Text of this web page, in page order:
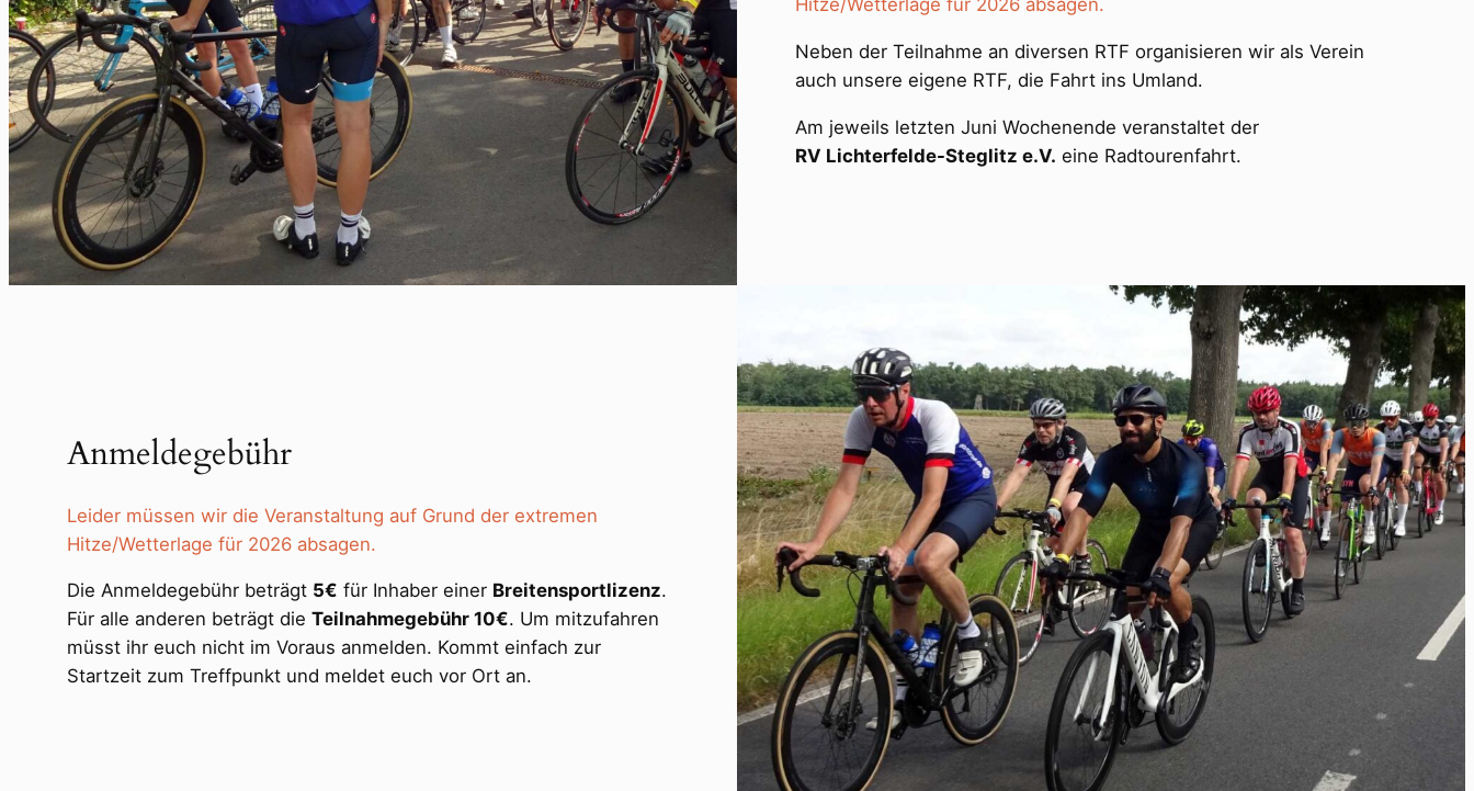
Hitze/Wetterlage für 2026 absagen.
Neben der Teilnahme an diversen RTF organisieren wir als Verein
auch unsere eigene RTF, die Fahrt ins Umland.
Am jeweils letzten Juni Wochenende veranstaltet der
RV Lichterfelde-Steglitz e.V. eine Radtourenfahrt.
Anmeldegebühr
Leider müssen wir die Veranstaltung auf Grund der extremen
Hitze/Wetterlage für 2026 absagen.
Die Anmeldegebühr beträgt 5€ für Inhaber einer Breitensportlizenz.
Für alle anderen beträgt dieTeilnahmegebühr 10€. Um mitzufahren
müsst ihr euch nicht im Voraus anmelden. Kommt einfach zur
Startzeit zum Treffpunkt und meldet euch vor Ort an.